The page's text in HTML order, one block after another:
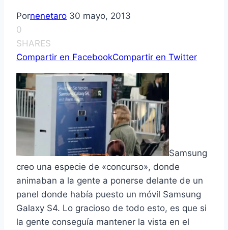
Pornenetaro 30 mayo, 2013
0
SHARES
Compartir en FacebookCompartir en Twitter
Samsung
creo una especie de «concurso», donde
animaban a la gente a ponerse delante de un
panel donde había puesto un móvil Samsung
Galaxy S4. Lo gracioso de todo esto, es que si
la gente conseguía mantener la vista en el